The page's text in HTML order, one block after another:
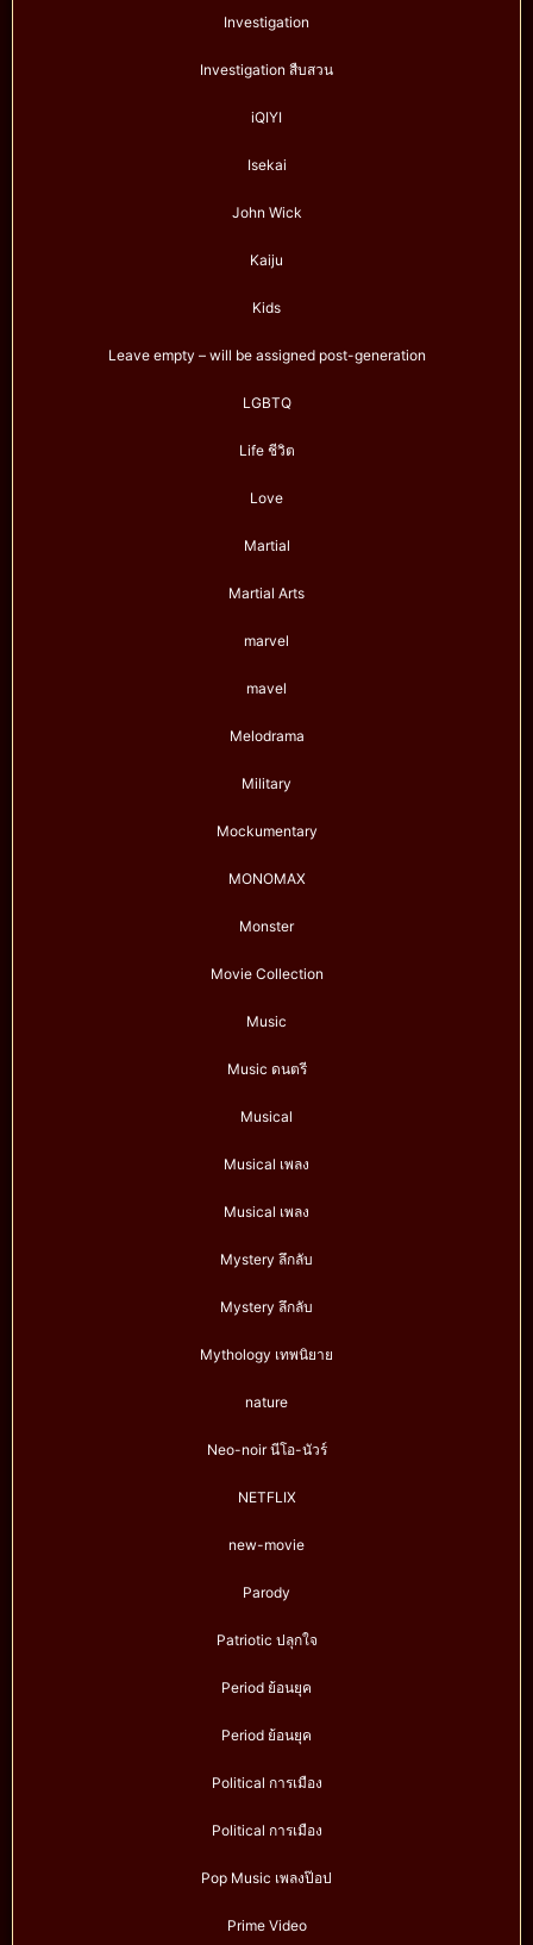
Investigation
Investigation สืบสวน
iQIYI
Isekai
John Wick
Kaiju
Kids
Leave empty – will be assigned post-generation
LGBTQ
Life ชีวิต
Love
Martial
Martial Arts
marvel
mavel
Melodrama
Military
Mockumentary
MONOMAX
Monster
Movie Collection
Music
Music ดนตรี
Musical
Musical เพลง
Musical เพลง
Mystery ลึกลับ
Mystery ลึกลับ
Mythology เทพนิยาย
nature
Neo-noir นีโอ-นัวร์
NETFLIX
new-movie
Parody
Patriotic ปลุกใจ
Period ย้อนยุค
Period ย้อนยุค
Political การเมือง
Political การเมือง
Pop Music เพลงป๊อป
Prime Video